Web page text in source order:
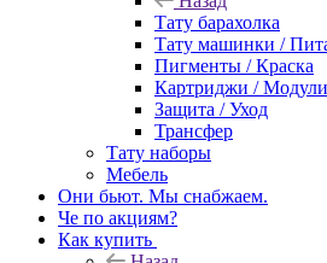
Тату барахолка
Тату машинки /
Пигменты / Краска
Картриджи /
Защита / Уход
Трансфер
Тату наборы
Мебель
Они бьют. Мы снабжаем.
Че по акциям?
Как купить